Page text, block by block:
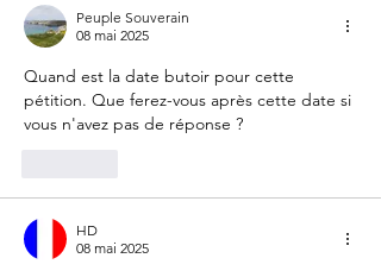
Peuple Souverain
08 mai 2025
Quand est la date butoir pour cette
pétition. Que ferez-vous après cette date si
vous n'avez pas de réponse ?
HD
08 mai 2025